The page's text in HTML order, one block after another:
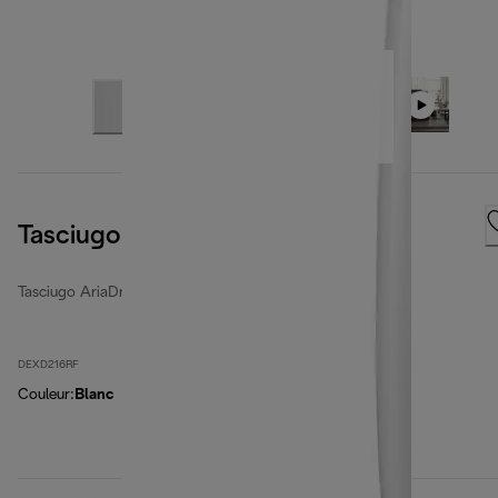
Tasciugo AriaDry Multi
Tasciugo AriaDry Multi
DEXD216RF
Couleur: Blanc